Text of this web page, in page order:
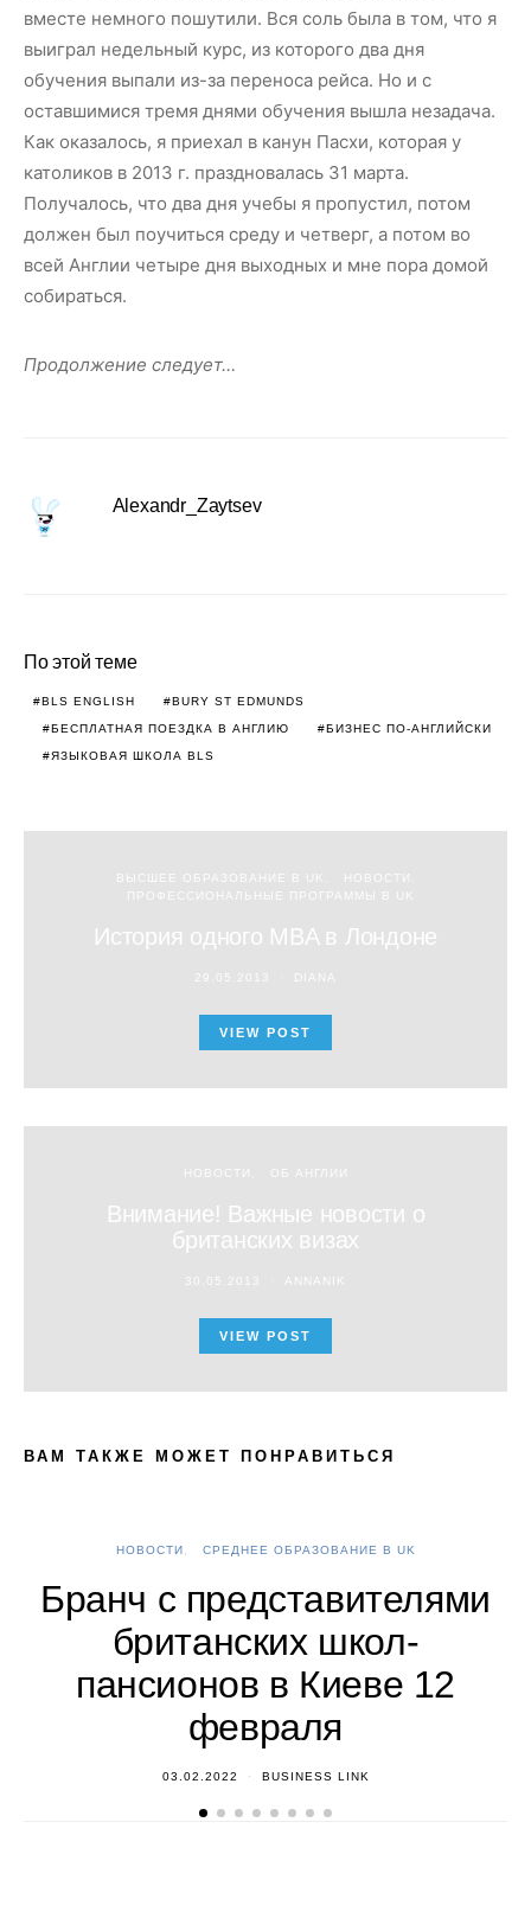
вместе немного пошутили. Вся соль была в том, что я
выиграл недельный курс, из которого два дня
обучения выпали из-за переноса рейса. Но и с
оставшимися тремя днями обучения вышла незадача.
Как оказалось, я приехал в канун Пасхи, которая у
католиков в 2013 г. праздновалась 31 марта.
Получалось, что два дня учебы я пропустил, потом
должен был поучиться среду и четверг, а потом во
всей Англии четыре дня выходных и мне пора домой
собираться.
Продолжение следует…
Alexandr_Zaytsev
По этой теме
BLS ENGLISH BURY ST EDMUNDS
БЕСПЛАТНАЯ ПОЕЗДКА В АНГЛИЮ БИЗНЕС ПО-АНГЛИЙСКИ
ЯЗЫКОВАЯ ШКОЛА BLS
ВЫСШЕЕ ОБРАЗОВАНИЕ В UK
НОВОСТИ
ПРОФЕССИОНАЛЬНЫЕ ПРОГРАММЫ В UK
История одного MBA в Лондоне
29.05.2013 DIANA
VIEW POST
НОВОСТИ ОБ АНГЛИИ
Внимание! Важные новости о
британских визах
30.05.2013 ANNANIK
VIEW POST
ВАМ ТАКЖЕ МОЖЕТ ПОНРАВИТЬСЯ
НОВОСТИ СРЕДНЕЕ ОБРАЗОВАНИЕ В UK
Бранч с представителями
британских школ-
пансионов в Киеве 12
февраля
03.02.2022 BUSINESS LINK